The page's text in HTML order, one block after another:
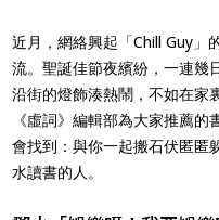
近月，網絡興起「Chill Guy」
流。聖誕佳節夜繽紛，一連幾
沿街的燈飾湊熱鬧，不如在家
《虛詞》編輯部為大家推薦的
會找到：與你一起搬石伏匿匿
水讀書的人。